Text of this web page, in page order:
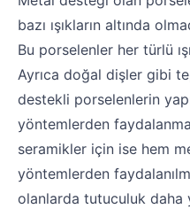
bazı ışıkların altında
Bu porselenler her türlü
Ayrıca doğal dişler gibi
destekli porselenlerin
yöntemlerden
seramikler için ise hem
yöntemlerden
olanlarda tutuculuk